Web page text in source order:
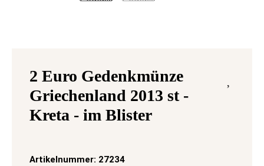
2 Euro Gedenkmünze
Griechenland 2013 st -
Kreta - im Blister
Artikelnummer: 27234